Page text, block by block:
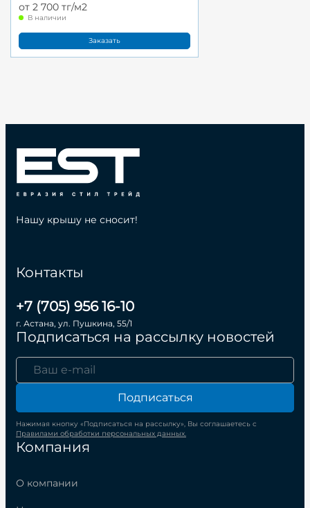
от 2 700 тг/м2
В наличии
Заказать
Компания
О компании
Контакты
+7 (705) 956 16-10
г. Астана, ул. Пушкина, 55/1
Подписаться на рассылку новостей
Подписаться
Нажимая кнопку «Подписаться на рассылку», Вы соглашаетесь с
Правилами обработки персональных данных.
Нашу крышу не сносит!